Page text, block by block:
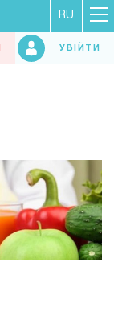
УВІЙТИ
RU